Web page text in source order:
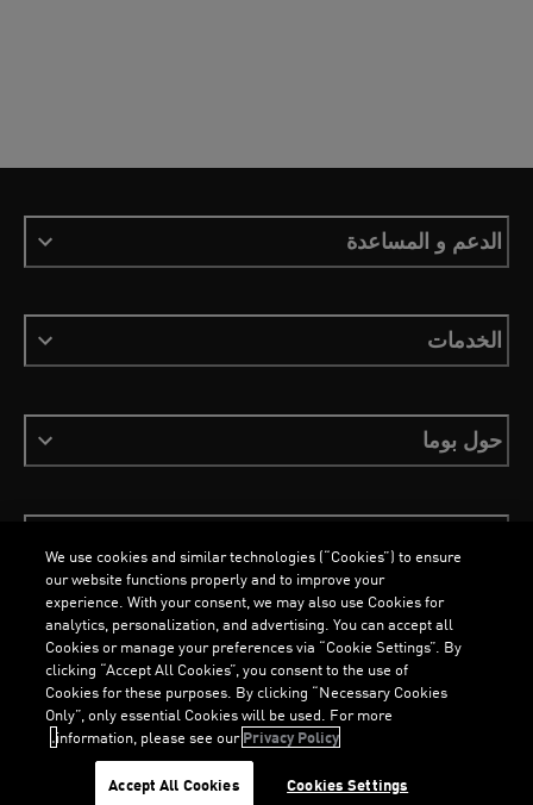
LOADING...
الدعم و المساعدة
الخدمات
حول بوما
ملفات تعريف الارتباطسياسة الخصوصيةImprint
العربية
جميع الحقوق محفوظة © PUMA, 2026
We use cookies and similar technologies (“Cookies”) to ensure
our website functions properly and to improve your
experience. With your consent, we may also use Cookies for
analytics, personalization, and advertising. You can accept all
Cookies or manage your preferences via “Cookie Settings”. By
clicking “Accept All Cookies”, you consent to the use of
Cookies for these purposes. By clicking “Necessary Cookies
Only”, only essential Cookies will be used. For more
information, please see ourPrivacy Policy.
Cookies Settings
Accept All Cookies